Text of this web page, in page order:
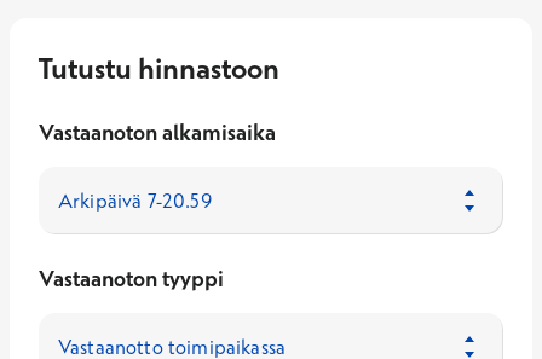
Tutustu hinnastoon
Vastaanoton alkamisaika
Vastaanoton tyyppi